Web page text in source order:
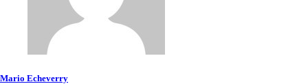
Mario Echeverry